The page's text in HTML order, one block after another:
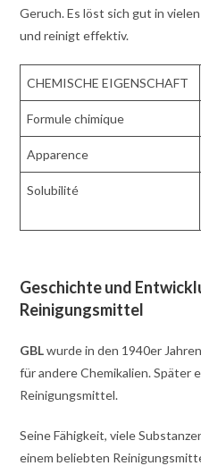
Geruch. Es löst sich gut in
und reinigt effektiv.
CHEMISCHE EIGENSCHAFT
Formule chimique
Apparence
Solubilité
Geschichte und
Reinigungsmittel
GBLwurde in den 1940er
für andere Chemikalien. Später
Reinigungsmittel.
Seine Fähigkeit, viele
einem beliebten